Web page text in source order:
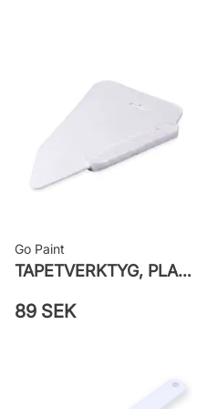
Leverantörens
25965
Go Paint
TAPETVERKTYG, PLAST GO PAINT
89 SEK